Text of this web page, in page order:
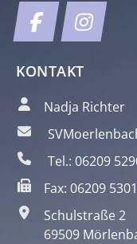
KONTAKT
Nadja Richter
Tel.: 06209
Fax: 06209 5301
Schulstraße 2
69509